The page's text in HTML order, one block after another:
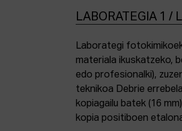
LABORATEGIA 1 /
Laborategi
materiala ikuskatzeko,
edo profesionalki),
teknikoa Debrie
kopiagailu batek (16
kopia positiboen